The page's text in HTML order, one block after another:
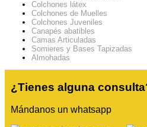
Colchones látex
Colchones de Muelles
Colchones Juveniles
Canapés abatibles
Camas Articuladas
Somieres y Bases Tapizadas
Almohadas
¿Tienes alguna
Mándanos un whatsapp